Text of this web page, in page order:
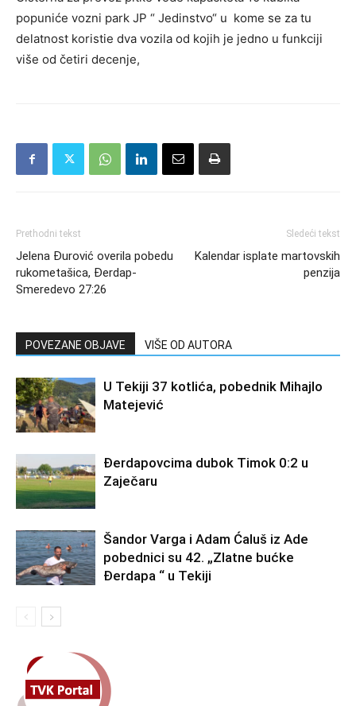
popuniće vozni park JP “ Jedinstvo“ u kome se za tu
delatnost koristie dva vozila od kojih je jedno u funkciji
više od četiri decenje,
Prethodni tekst
Jelena Đurović overila pobedu
rukometašica, Đerdap-
Smeredevo 27:26
Sledeći tekst
Kalendar isplate martovskih
penzija
POVEZANE OBJAVE VIŠE OD AUTORA
U Tekiji 37 kotlića, pobednik Mihajlo
Matejević
Đerdapovcima dubok Timok 0:2 u
Zaječaru
Šandor Varga i Adam Ćaluš iz Ade
pobednici su 42. „Zlatne bućke
Đerdapa “ u Tekiji